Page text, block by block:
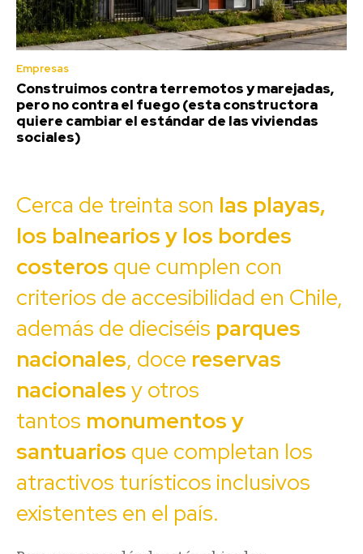
Empresas
Construimos contra terremotos y marejadas,
pero no contra el fuego (esta constructora
quiere cambiar el estándar de las viviendas
sociales)
Cerca de treinta son las playas,
los balnearios y los bordes
costeros que cumplen con
criterios de accesibilidad en Chile,
además de dieciséis parques
nacionales, doce reservas
nacionales y otros
tantos monumentos y
santuarios que completan los
atractivos turísticos inclusivos
existentes en el país.